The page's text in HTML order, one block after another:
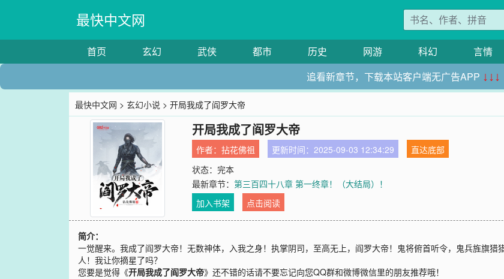
最快中文网
首页 玄幻 武侠 都市 历史 网游 科幻 言情
追看新章节，下载本站客户端无广告APP ↓↓↓
最快中文网 >玄幻小说 > 开局我成了阎罗大帝
开局我成了阎罗大帝
作者：拈花佛祖 更新时间：2025-09-03 12:34:29
直达底部
状态：完本
最新章节：第三百四十八章 第一终章！（大结局）！
加入书架
点击阅读
简介：
一觉醒来。我成了阎罗大帝！无数神体，入我之身！执掌阴司，至高无上，阎罗大帝！鬼将俯首听令，鬼兵旌旗
人！我让你摘星了吗？
您要是觉得《开局我成了阎罗大帝》还不错的话请不要忘记向您QQ群和微博微信里的朋友推荐哦！